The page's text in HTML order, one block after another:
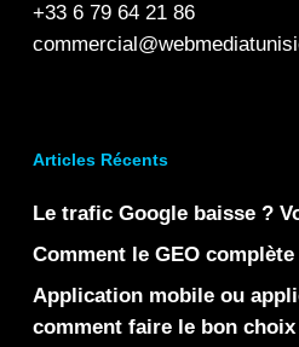
+33 6 79 64 21 86
Articles Récents
Le trafic Google baisse ?
Comment le GEO
Application mobile ou
comment faire le bon